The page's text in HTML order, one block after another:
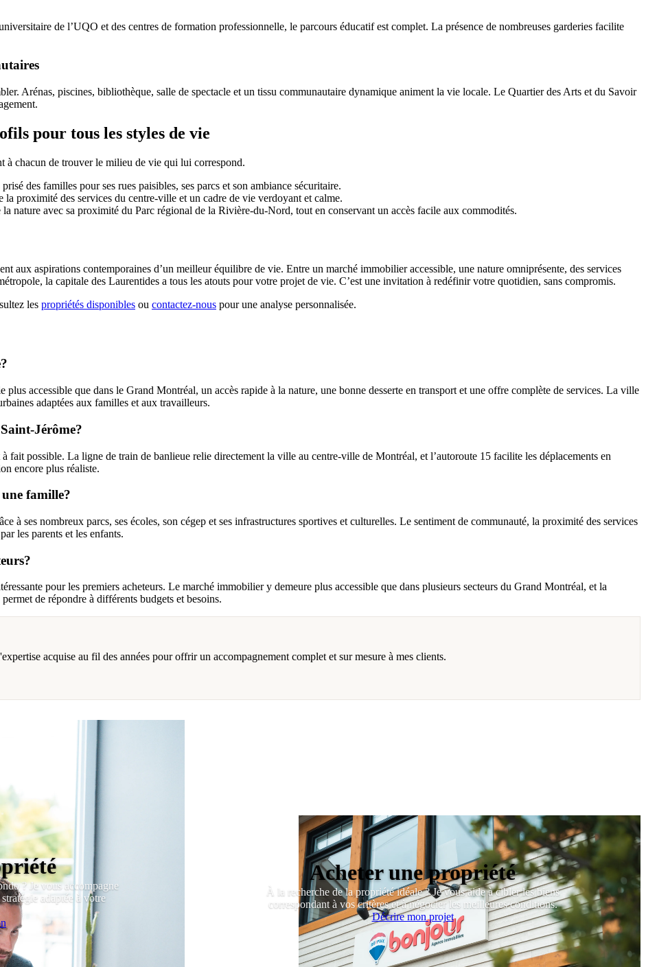
de l’UQO et des centres de formation professionnelle, le parcours éducatif est complet. La présence de nombreuses garderies facilite
Arénas, piscines, bibliothèque, salle de spectacle et un tissu communautaire dynamique animent la vie locale. Le Quartier des Arts et du Savoir
pour tous les styles de vie
à chacun de trouver le milieu de vie qui lui correspond.
des familles pour ses rues paisibles, ses parcs et son ambiance sécuritaire.
proximité des services du centre-ville et un cadre de vie verdoyant et calme.
nature avec sa proximité du Parc régional de la Rivière-du-Nord, tout en conservant un accès facile aux commodités.
aux aspirations contemporaines d’un meilleur équilibre de vie. Entre un marché immobilier accessible, une nature omniprésente, des services
la capitale des Laurentides a tous les atouts pour votre projet de vie. C’est une invitation à redéfinir votre quotidien, sans compromis.
les propriétés disponibles ou contactez-nous pour une analyse personnalisée.
accessible que dans le Grand Montréal, un accès rapide à la nature, une bonne desserte en transport et une offre complète de services. La ville
adaptées aux familles et aux travailleurs.
Jérôme?
fait possible. La ligne de train de banlieue relie directement la ville au centre-ville de Montréal, et l’autoroute 15 facilite les déplacements en
encore plus réaliste.
famille?
à ses nombreux parcs, ses écoles, son cégep et ses infrastructures sportives et culturelles. Le sentiment de communauté, la proximité des services
les parents et les enfants.
pour les premiers acheteurs. Le marché immobilier y demeure plus accessible que dans plusieurs secteurs du Grand Montréal, et la
de répondre à différents budgets et besoins.
acquise au fil des années pour offrir un accompagnement complet et sur mesure à mes clients.
? Je vous accompagne
adaptée à votre
Acheter une propriété
À la recherche de la propriété idéale ? Je vous aide à cibler les biens
correspondant à vos critères et à négocier les meilleures conditions.
Décrire mon projet